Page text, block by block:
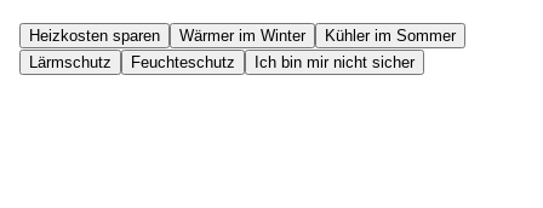
Heizkosten sparen Wärmer im Winter
Kühler im Sommer
Lärmschutz
Feuchteschutz Ich bin mir nicht sicher